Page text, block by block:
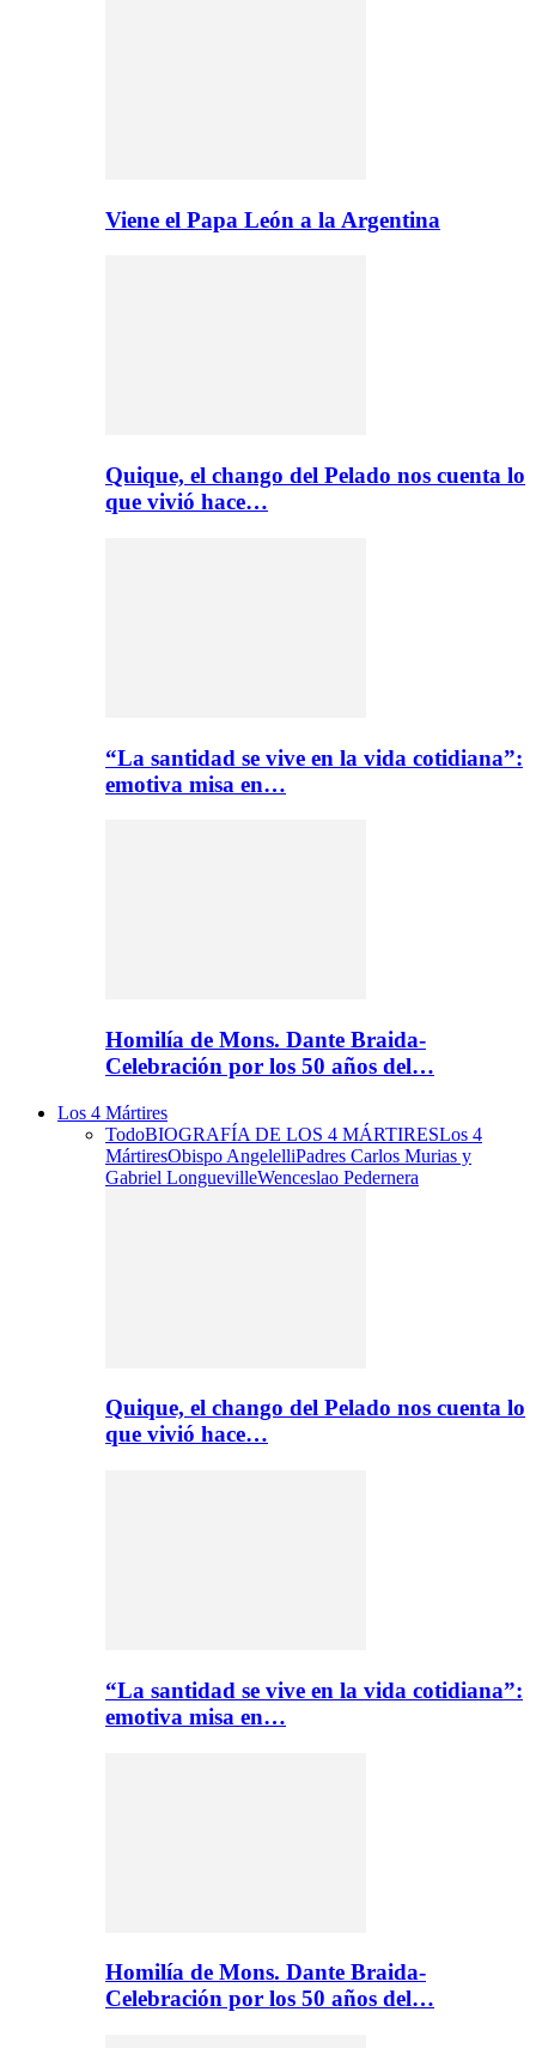
Viene el Papa León a la Argentina
Quique, el chango del Pelado nos cuenta lo
que vivió hace…
“La santidad se vive en la vida cotidiana”:
emotiva misa en…
Homilía de Mons. Dante Braida-
Celebración por los 50 años del…
Los 4 Mártires
TodoBIOGRAFÍA DE LOS 4 MÁRTIRESLos 4
MártiresObispo AngelelliPadres Carlos Murias y
Gabriel LonguevilleWenceslao Pedernera
Quique, el chango del Pelado nos cuenta lo
que vivió hace…
“La santidad se vive en la vida cotidiana”:
emotiva misa en…
Homilía de Mons. Dante Braida-
Celebración por los 50 años del…